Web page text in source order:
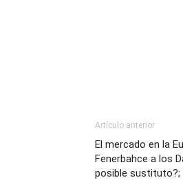
Artículo anterior
El mercado en la
Fenerbahce a los
posible sustituto?;